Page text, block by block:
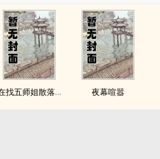
都在找五师姐散落的法宝 夜幕喧嚣